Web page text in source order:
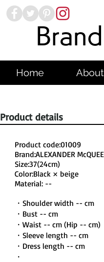
Home About
Product details
Product code:01009
Brand:ALEXANDER
Size:37(24cm)
Color:Black × beige
Material: --
・Shoulder width -- cm
・Bust -- cm
・Waist -- cm (Hip -- cm)
・Sleeve length -- cm
・Dress length -- cm
・